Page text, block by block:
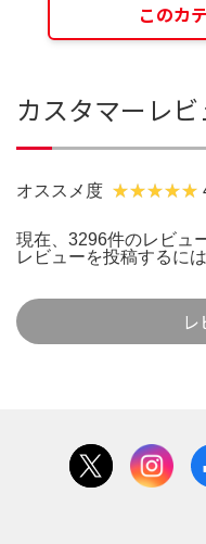
このカ
カスタマーレビ
オススメ度
現在、3296件のレビュ
レビューを投稿するには